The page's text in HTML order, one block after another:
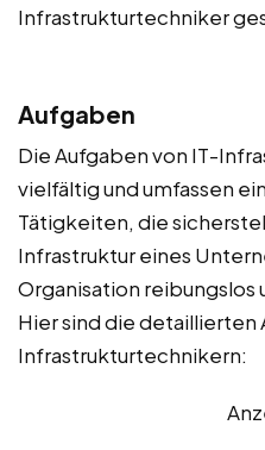
Infrastrukturtechniker
Aufgaben
Die Aufgaben von IT-
vielfältig und umfassen
Tätigkeiten, die
Infrastruktur eines
Organisation
Hier sind die detaillierten
Infrastrukturtechnikern: